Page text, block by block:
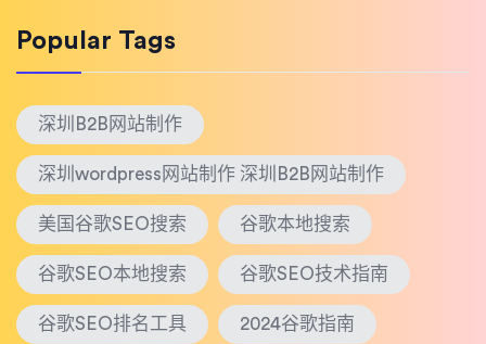
Popular Tags
深圳B2B网站制作
深圳wordpress网站制作 深圳B2B网站制作
美国谷歌SEO搜索 谷歌本地搜索
谷歌SEO本地搜索 谷歌SEO技术指南
谷歌SEO排名工具 2024谷歌指南